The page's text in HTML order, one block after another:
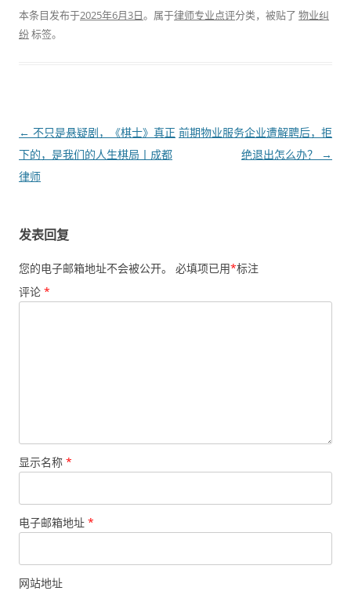
本条目发布于2025年6月3日。属于律师专业点评分类，被贴了 物业纠
纷标签。
文
章
导
← 不只是悬疑剧，《棋士》真正
下的，是我们的人生棋局丨成都
律师
前期物业服务企业遭解聘后，拒
绝退出怎么办？
→
发表回复
您的电子邮箱地址不会被公开。 必填项已用*标注
评论 *
显示名称 *
电子邮箱地址 *
网站地址